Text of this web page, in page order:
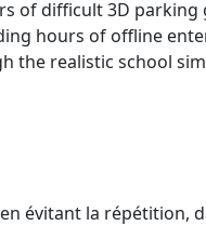
of difficult 3D
hours of offline
the realistic school
évitant la répétition,